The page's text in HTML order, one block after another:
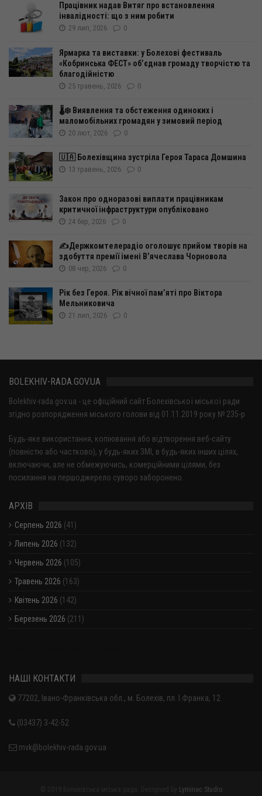
Працівник надав Витяг про встановлення
інвалідності: що з ним робити
29 лип, 2026 0
Ярмарка та виставки: у Болехові фестиваль
«Кобринська ФЕСТ» об’єднав громаду творчістю та
благодійністю
25 травень, 2026 0
🌡️❄️ Виявлення та обстеження одиноких і
маломобільних громадян у зимовий період
20 лют, 2026 0
🇺🇦 Болехівщина зустріла Героя Тараса Домшина
13 травень, 2026 0
Закон про одноразові виплати працівникам
критичної інфраструктури опубліковано
24 бер, 2026 0
✍️Держкомтелерадіо оголошує прийом творів на
здобуття премії імені В’ячеслава Чорновола
08 чер, 2026 0
Рік без Героя. Рік вічної пам’яті про Віктора
Мельниковича
21 лип, 2026 0
BOLEKHIV-RADA.GOV.UA
Bolekhiv-rada.gov.ua - це офіційний сайт Болехівської міської ради
згідно розпорядження міського голови від 01.11.2019 року № 235-р
Будь-яке використання, копіювання або відтворення веб-сайту
(повністю або частково), у будь-яких ЗМІ, в будь-яких інших цілях,
включаючи, але не обмежуючись, комерційними цілями, без
посилання на першоджерело суворо заборонено.
АРХІВ
Серпень 2026 (41)
Липень 2026 (132)
Червень 2026 (105)
Травень 2026 (163)
Квітень 2026 (142)
Березень 2026 (211)
НАШІ КОНТАКТИ
77202, Івано-Франківська обл., м. Болехів, пл. І.Франка, 12
(03437) 3-42-52
mvk@bolekhiv-rada.gov.ua
Lyminec Studio